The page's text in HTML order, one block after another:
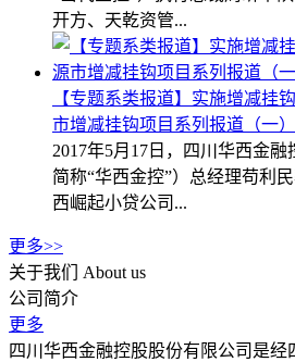
开方、天乾资管...
【专题系类报道】实施增减
市增减挂钩项目系列报道（一）
2017年5月17日，四川华西金
简称“华西金控”）总经理苟利
西崛起小贷公司...
更多>>
关于我们
About us
公司简介
更多
四川华西金融控股股份有限公司是